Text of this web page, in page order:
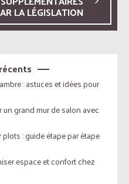
LA LÉGISLATION
: astuces et idées pour
grand mur de salon avec
: guide étape par étape
espace et confort chez